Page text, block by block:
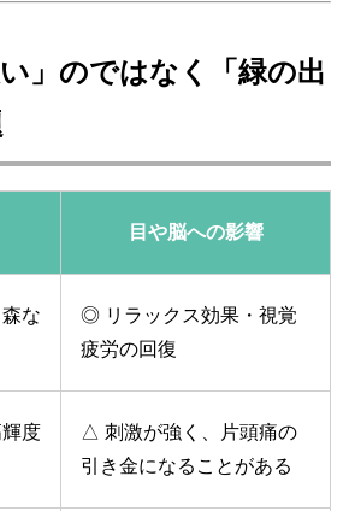
」のではなく「緑の出
目や脳への影響
な
◎ リラックス効果・視覚
疲労の回復
度
△ 刺激が強く、片頭痛の
引き金になることがある